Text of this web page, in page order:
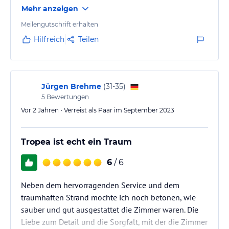
Unterkunft buchen. Tropea hat in der Vergangenheit
in Italien einen Preis als das schönste Dorf in Italien
gewonnen. Vor der Unterkunft sind kostenlose
Flughafen Lamezia Terme ( SUF) mit dem Bus zum
Bahnhof Lamezia Terme Central…
Mehr anzeigen
Meilengutschrift erhalten
Hilfreich Teilen
Jürgen Brehme (31-35)
5 Bewertungen
Vor 2 Jahren • Verreist als Paar im September 2023
Tropea ist echt ein Traum
6 / 6
Neben dem hervorragenden Service und dem
traumhaften Strand möchte ich noch betonen, wie
sauber und gut ausgestattet die Zimmer waren. Die
Liebe zum Detail und die Sorgfalt, mit der die Zimmer